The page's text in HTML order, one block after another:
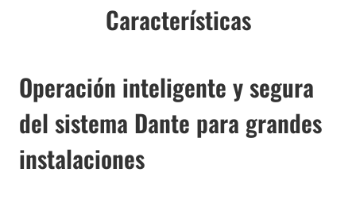
Características
Operación inteligente y segura
del sistema Dante para grandes
instalaciones